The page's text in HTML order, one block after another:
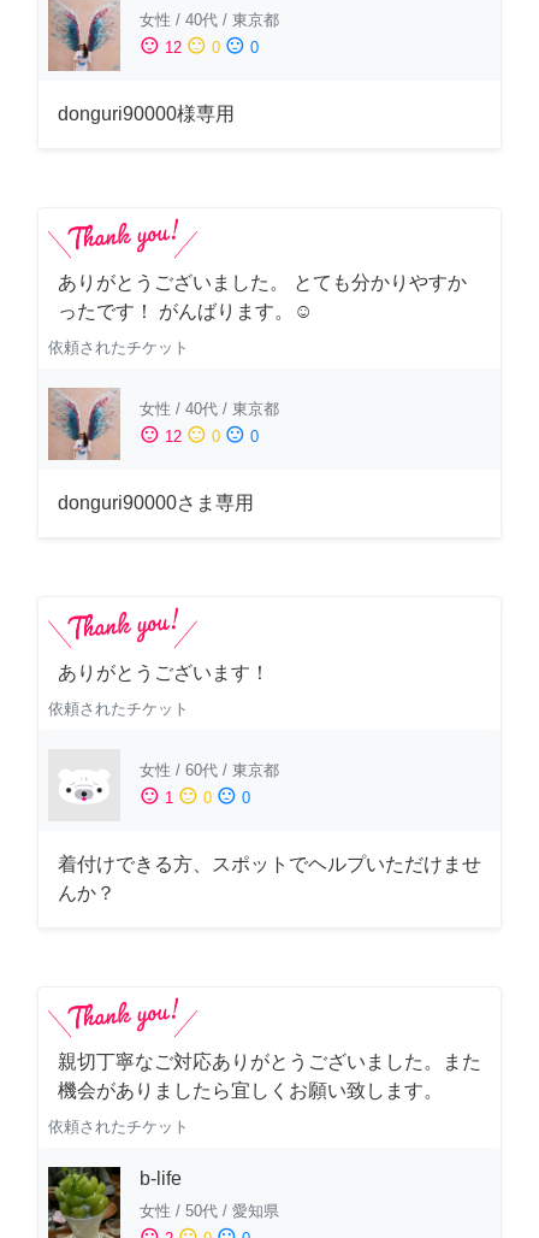
女性 / 40代 / 東京都
sentiment_satisfied 12 sentiment_neutral 0 sentiment_dissatisfied 0
donguri90000様専用
ありがとうございました。 とても分かりやすか
ったです！ がんばります。☺️
依頼されたチケット
女性 / 40代 / 東京都
sentiment_satisfied 12 sentiment_neutral 0 sentiment_dissatisfied 0
donguri90000さま専用
ありがとうございます！
依頼されたチケット
女性 / 60代 / 東京都
sentiment_satisfied 1 sentiment_neutral 0 sentiment_dissatisfied 0
着付けできる方、スポットでヘルプいただけませ
んか？
親切丁寧なご対応ありがとうございました。また
機会がありましたら宜しくお願い致します。
依頼されたチケット
b-life
女性 / 50代 / 愛知県